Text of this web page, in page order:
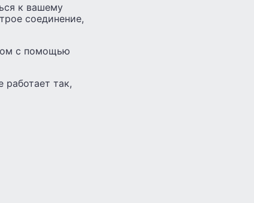
к вашему
соединение,
с помощью
так,